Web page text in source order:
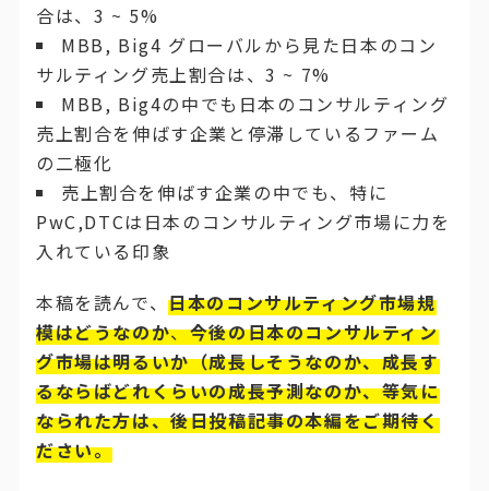
合は、3 ~ 5%
MBB, Big4 グローバルから見た日本のコン
サルティング売上割合は、3 ~ 7%
MBB, Big4の中でも日本のコンサルティング
売上割合を伸ばす企業と停滞しているファーム
の二極化
売上割合を伸ばす企業の中でも、特に
PwC,DTCは日本のコンサルティング市場に力を
入れている印象
本稿を読んで、日本のコンサルティング市場規
模はどうなのか、今後の日本のコンサルティン
グ市場は明るいか（成長しそうなのか、成長す
るならばどれくらいの成長予測なのか、等気に
なられた方は、後日投稿記事の本編をご期待く
ださい。